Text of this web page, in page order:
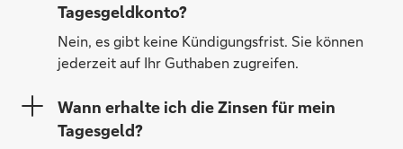
Tagesgeldkonto?
Nein, es gibt keine Kündigungsfrist. Sie können
jederzeit auf Ihr Guthaben zugreifen.
Wann erhalte ich die Zinsen für mein
Tagesgeld?